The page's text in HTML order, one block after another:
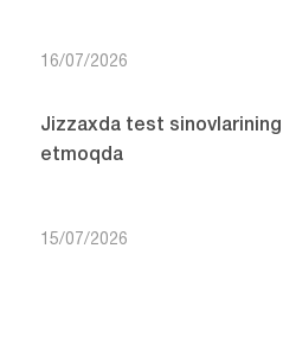
16/07/2026
Jizzaxda test
etmoqda
15/07/2026